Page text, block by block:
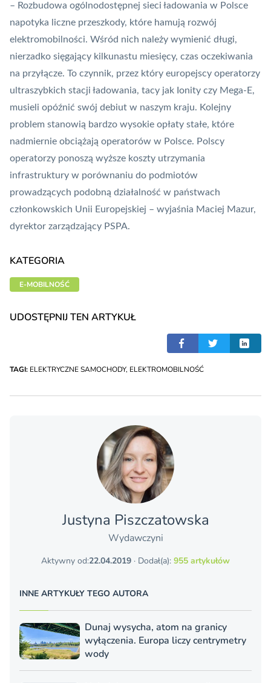
– Rozbudowa ogólnodostępnej sieci ładowania w Polsce
napotyka liczne przeszkody, które hamują rozwój
elektromobilności. Wśród nich należy wymienić długi,
nierzadko sięgający kilkunastu miesięcy, czas oczekiwania
na przyłącze. To czynnik, przez który europejscy operatorzy
ultraszybkich stacji ładowania, tacy jak Ionity czy Mega-E,
musieli opóźnić swój debiut w naszym kraju. Kolejny
problem stanowią bardzo wysokie opłaty stałe, które
nadmiernie obciążają operatorów w Polsce. Polscy
operatorzy ponoszą wyższe koszty utrzymania
infrastruktury w porównaniu do podmiotów
prowadzących podobną działalność w państwach
członkowskich Unii Europejskiej – wyjaśnia Maciej Mazur,
dyrektor zarządzający PSPA.
KATEGORIA
E-MOBILNOŚĆ
UDOSTĘPNIJ TEN ARTYKUŁ
TAGI: ELEKTRYCZNE SAMOCHODY, ELEKTROMOBILNOŚĆ
Justyna Piszczatowska
Wydawczyni
Aktywny od:22.04.2019 · Dodał(a): 955 artykułów
INNE ARTYKUŁY TEGO AUTORA
Dunaj wysycha, atom na granicy
wyłączenia. Europa liczy centrymetry
wody